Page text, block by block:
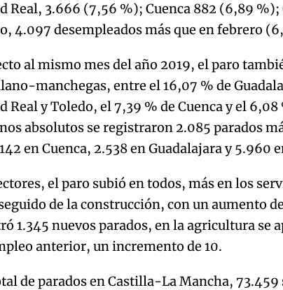
Real, 3.666 (7,56 %); Cuenca 882 (6,89
4.097 desempleados más que en febrero
al mismo mes del año 2019, el paro
manchegas, entre el 16,07 % de
Real y Toledo, el 7,39 % de Cuenca y el
absolutos se registraron 2.085 parados
en Cuenca, 2.538 en Guadalajara y 5.960
el paro subió en todos, más en los
de la construcción, con un aumento
1.345 nuevos parados, en la agricultura se
anterior, un incremento de 10.
de parados en Castilla-La Mancha, 73.459